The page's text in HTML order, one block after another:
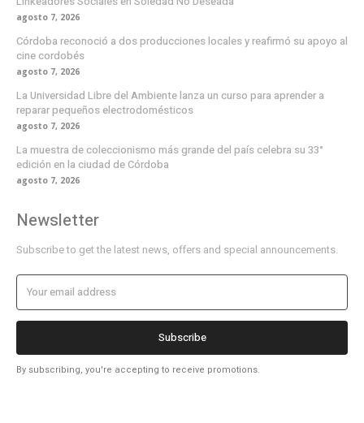
agosto 7, 2026
Córdoba reconoció a dos producciones locales y reafirmó su apoyo al
cine cordobés
agosto 7, 2026
La Universidad Libre del Ambiente lanza un curso para aprender a
reparar pequeños electrodomésticos
agosto 7, 2026
La muestra de coleccionismo más grande del país celebra su 33°
edición en la ciudad de Córdoba
agosto 7, 2026
Newsletter
Subscribe to get the latest news, offers and special announcements.
Subscribe
By subscribing, you're accepting to receive promotions.